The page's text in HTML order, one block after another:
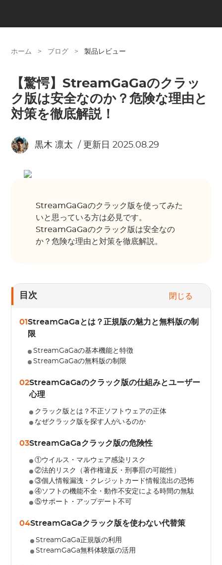
ホーム > ブログ > 製品レビュー
【驚愕】StreamGaGaのクラッ
ク版は安全なのか？危険な理由と
対策を徹底解説！
黒木 凛太 / 更新日 2025.08.29
StreamGaGaのクラック版を使ってみた
いと思っている方は必見です。
StreamGaGaのクラック版は安全なの
か？危険な理由と対策を徹底解説。
目次 閉じる
01StreamGaGaとは？正規版の魅力と無料版の制
限
StreamGaGaの基本機能と特徴
StreamGaGaの無料版の制限
02StreamGaGaのクラック版の仕組みとユーザー
心理
クラック版とは？不正ソフトウェアの正体
なぜクラック版を探す人がいるのか
03StreamGaGaクラック版の危険性
①ウイルス・マルウェア感染リスク
②法的リスク（著作権違反・刑事罰の可能性）
③個人情報漏洩・クレジットカード情報流出の恐怖
④ソフトの機能不全・動作不安定による時間の無駄
⑤サポート・アップデート不可
04StreamGaGaクラック版を使わない代替策
StreamGaGa正規版の利用
StreamGaGa無料体験版の活用